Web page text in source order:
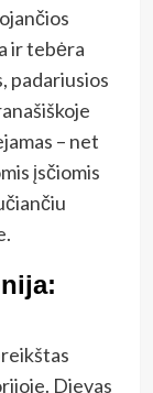
ir tebėra
padariusios
– net
įsčiomis
Dievas